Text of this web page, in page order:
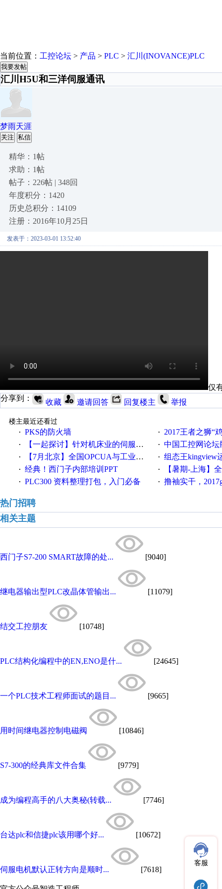
当前位置： 工控论坛 > 产品 > PLC > 汇川(INOVANCE)PLC
我要发帖
汇川H5U和三洋伺服通讯
梦雨天涯
关注 私信
精华：1帖
求助：1帖
帖子：226帖 | 348回
年度积分：1420
历史总积分：14109
注册：2016年10月25日
发表于：2023-03-01 13:52:40
仅
分享到：
收藏 邀请回答 回复楼主 举报
楼主最近还看过
· PKS的防火墙 · 2017王者之狮“鸡”情签到
· 【一起探讨】针对机床业的伺服系统发展，您的期望是什么？ · 中国工控网论坛版
· 【7月北京】全国OPCUA与工业互联技术培训班通知！ · 组态王kingview
· 经典！西门子内部培训PPT · 【暑期-上海】全国工业
· PLC300 资料整理打包，入门必备 · 撸袖实干，2017gongkong®第
热门招聘
相关主题
西门子S7-200 SMART故障的处... [9040]
继电器输出型PLC改晶体管输出... [11079]
结交工控朋友 [10748]
PLC结构化编程中的EN,ENO是什... [24645]
一个PLC技术工程师面试的题目... [9665]
用时间继电器控制电磁阀 [10846]
S7-300的经典库文件合集 [9779]
成为编程高手的八大奥秘(转载... [7746]
台达plc和信捷plc该用哪个好... [10672]
伺服电机默认正转方向是顺时... [7618]
客服